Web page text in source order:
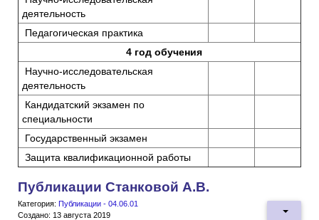
деятельность
Педагогическая практика
4 год обучения
Научно-исследовательская
деятельность
Кандидатский экзамен по
специальности
Государственный экзамен
Защита квалификационной работы
Публикации Станковой А.В.
Категория: Публикации - 04.06.01
Создано: 13 августа 2019